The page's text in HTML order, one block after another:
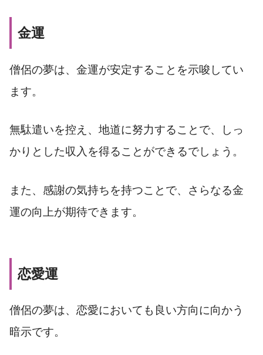
金運
僧侶の夢は、金運が安定することを示唆してい
ます。
無駄遣いを控え、地道に努力することで、しっ
かりとした収入を得ることができるでしょう。
また、感謝の気持ちを持つことで、さらなる金
運の向上が期待できます。
恋愛運
僧侶の夢は、恋愛においても良い方向に向かう
暗示です。